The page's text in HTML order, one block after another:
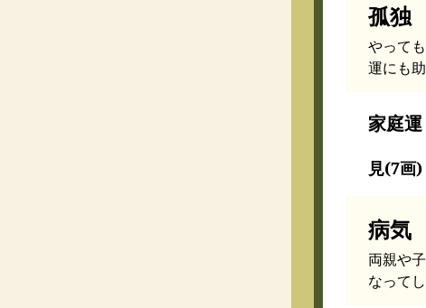
孤
やって
運にも
家庭運
見(7画
病
両親や
なって